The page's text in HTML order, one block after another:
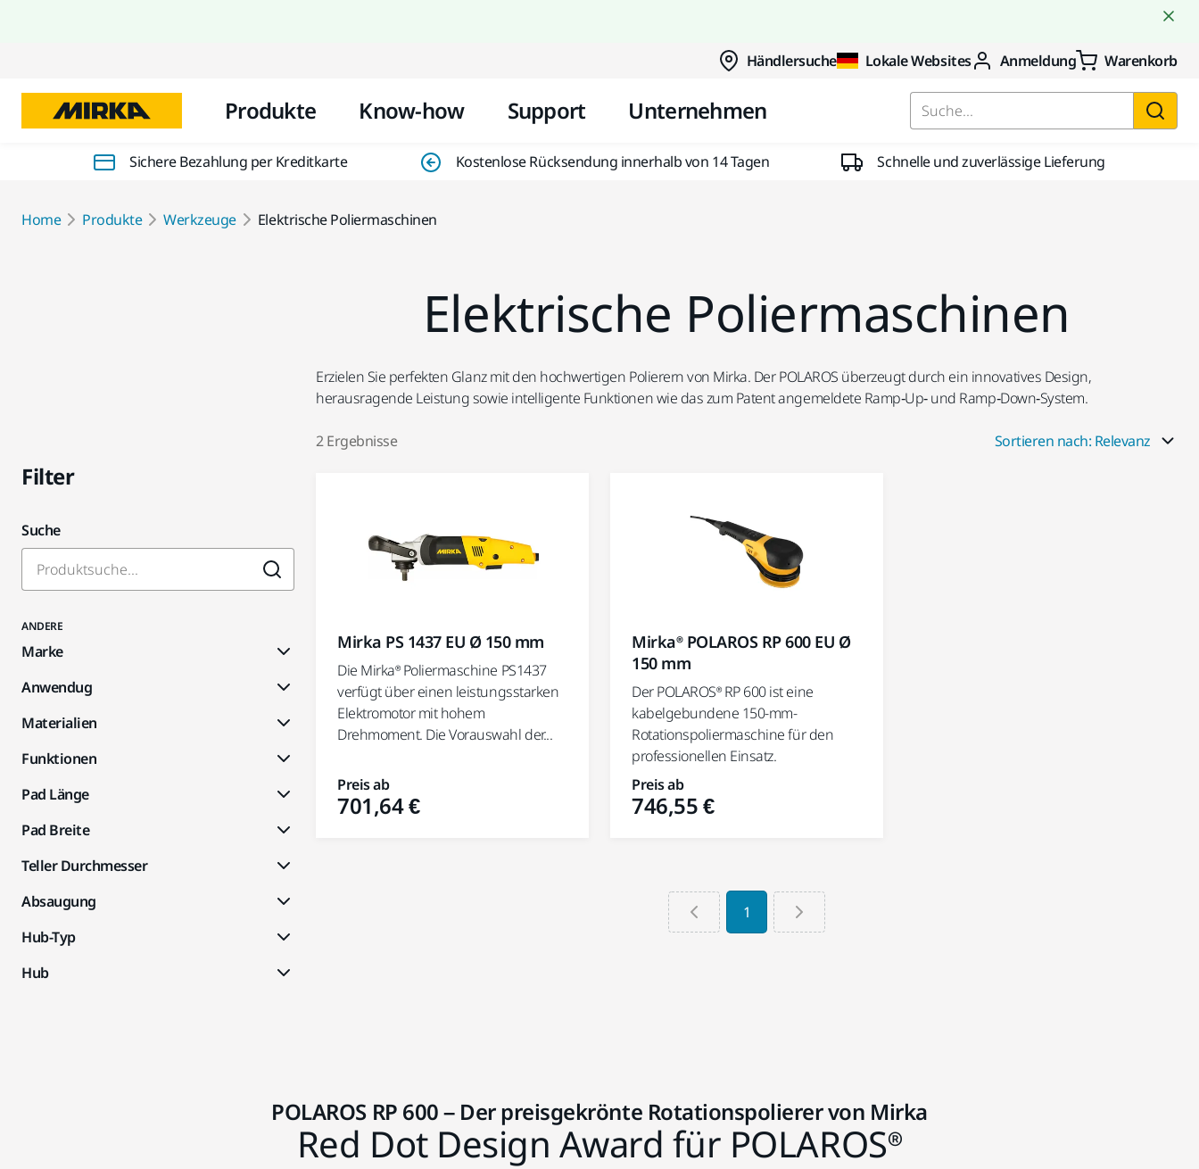
Händlersuche Lokale Websites Anmeldung Warenkorb
Produkte Know-how Support Unternehmen Suche...
Sichere Bezahlung per Kreditkarte Kostenlose Rücksendung innerhalb von 14 Tagen Schnelle und zuverlässige Lieferung
Home Produkte Werkzeuge Elektrische Poliermaschinen
Elektrische Poliermaschinen
Erzielen Sie perfekten Glanz mit den hochwertigen Polierern von Mirka. Der POLAROS überzeugt durch ein innovatives Design,
herausragende Leistung sowie intelligente Funktionen wie das zum Patent angemeldete Ramp‑Up‑ und Ramp‑Down‑System.
2 Ergebnisse Sortieren nach: Relevanz
Filter
Suche
ANDERE
Marke
Anwendug
Materialien
Funktionen
Pad Länge
Pad Breite
Teller Durchmesser
Absaugung
Hub-Typ
Hub
Mirka PS 1437 EU Ø 150 mm
Die Mirka® Poliermaschine PS1437
verfügt über einen leistungsstarken
Elektromotor mit hohem
Drehmoment. Die Vorauswahl der...
Preis ab
701,64 €
Mirka® POLAROS RP 600 EU Ø
150 mm
Der POLAROS® RP 600 ist eine
kabelgebundene 150-mm-
Rotationspoliermaschine für den
professionellen Einsatz.
Preis ab
746,55 €
1
POLAROS RP 600 – Der preisgekrönte Rotationspolierer von Mirka
Red Dot Design Award für POLAROS®